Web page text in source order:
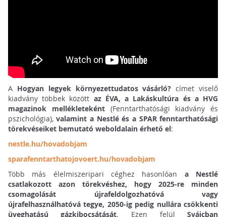
A Hogyan legyek környezettudatos vásárló? címet viselő
kiadvány többek között az ÉVA, a Lakáskultúra és a HVG
magazinok mellékleteként(Fenntarthatósági kiadvány és
pszichológia),valamint a Nestlé és a SPAR fenntarthatósági
törekvéseiket bemutató weboldalain érhető el:
nestle.hu/hovadobjam
sparafenntarthatojovoert.hu/hovadobjam
Több más élelmiszeripari céghez hasonlóan a Nestlé
csatlakozott azon törekvéshez, hogy 2025-re minden
csomagolását újrafeldolgozhatóvá vagy
újrafelhasználhatóvá tegye, 2050-ig pedig nullára csökkenti
üveghatású gázkibocsátását. Ezen felülSvájcban